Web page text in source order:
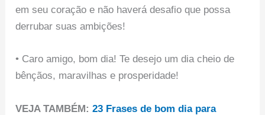
em seu coração e não haverá desafio que possa
derrubar suas ambições!
• Caro amigo, bom dia! Te desejo um dia cheio de
bênçãos, maravilhas e prosperidade!
VEJA TAMBÉM:23 Frases de bom dia para